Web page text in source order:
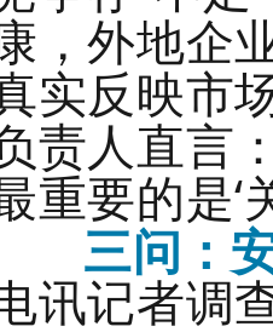
，外地企
实反映市
责人直言
重要的是‘
三问：
讯记者调